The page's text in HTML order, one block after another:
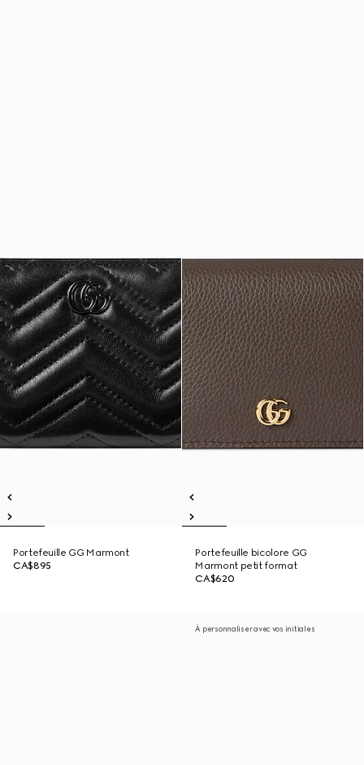
Portefeuille GG Marmont
CA$895
Portefeuille bicolore GG
Marmont petit format
CA$620
À personnaliser avec vos initiales